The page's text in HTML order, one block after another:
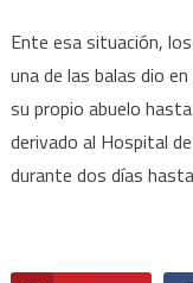
Ente esa situación,
una de las balas dio
su propio abuelo
derivado al Hospital
durante dos días